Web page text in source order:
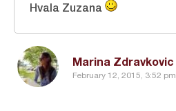
Marina Zdravkovic
February 12, 2015, 3:52 pm
Hvala Zuzana